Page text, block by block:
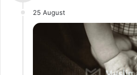
25 August